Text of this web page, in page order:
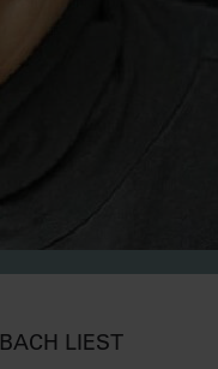
LIEST